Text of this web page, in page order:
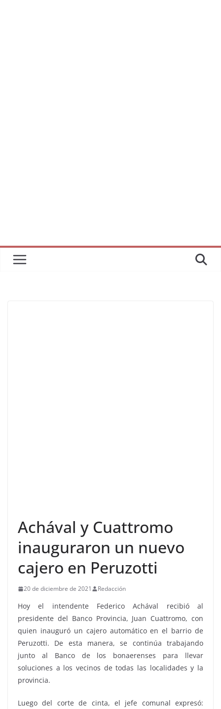
Achával y Cuattromo
inauguraron un nuevo
cajero en Peruzotti
20 de diciembre de 2021 Redacción
Hoy el intendente Federico Achával recibió al
presidente del Banco Provincia, Juan Cuattromo, con
quien inauguró un cajero automático en el barrio de
Peruzotti. De esta manera, se continúa trabajando
junto al Banco de los bonaerenses para llevar
soluciones a los vecinos de todas las localidades y la
provincia.
Luego del corte de cinta, el jefe comunal expresó: